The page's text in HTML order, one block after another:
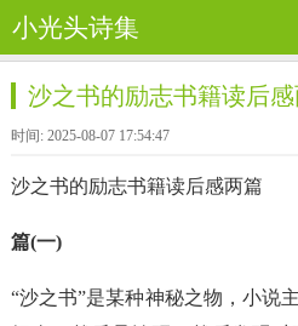
小光头诗集
沙之书的励志书籍读后
时间: 2025-08-07 17:54:47
沙之书的励志书籍读后感两篇
篇(一)
“沙之书”是某种神秘之物，小说